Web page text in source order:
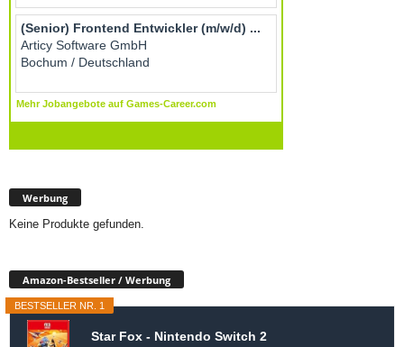
Werbung
Keine Produkte gefunden.
Amazon-Bestseller / Werbung
BESTSELLER NR. 1
Star Fox - Nintendo Switch 2